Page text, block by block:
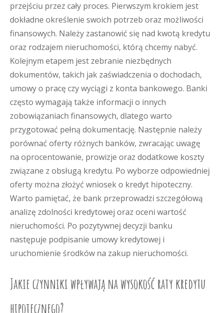
przejściu przez cały proces. Pierwszym krokiem jest
dokładne określenie swoich potrzeb oraz możliwości
finansowych. Należy zastanowić się nad kwotą kredytu
oraz rodzajem nieruchomości, którą chcemy nabyć.
Kolejnym etapem jest zebranie niezbędnych
dokumentów, takich jak zaświadczenia o dochodach,
umowy o pracę czy wyciągi z konta bankowego. Banki
często wymagają także informacji o innych
zobowiązaniach finansowych, dlatego warto
przygotować pełną dokumentację. Następnie należy
porównać oferty różnych banków, zwracając uwagę
na oprocentowanie, prowizje oraz dodatkowe koszty
związane z obsługą kredytu. Po wyborze odpowiedniej
oferty można złożyć wniosek o kredyt hipoteczny.
Warto pamiętać, że bank przeprowadzi szczegółową
analizę zdolności kredytowej oraz oceni wartość
nieruchomości. Po pozytywnej decyzji banku
następuje podpisanie umowy kredytowej i
uruchomienie środków na zakup nieruchomości.
Jakie czynniki wpływają na wysokość raty kredytu
hipotecznego?